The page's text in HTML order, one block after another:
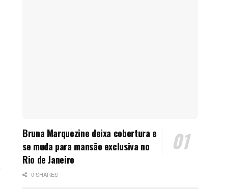
Bruna Marquezine deixa cobertura e
se muda para mansão exclusiva no
Rio de Janeiro
0 SHARES